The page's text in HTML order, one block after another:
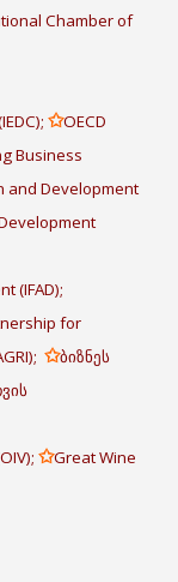
Chamber of
✩OECD
Business
and Development
(IFAD);
for
✩ბიზნეს
✩Great Wine